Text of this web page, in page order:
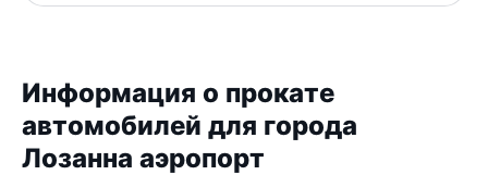
Информация о прокате
автомобилей для города
Лозанна аэропорт